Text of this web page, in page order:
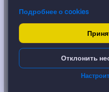
Флоатер
Доходность и
YTM эффективная ?
Подробнее о cookies
Отклонить